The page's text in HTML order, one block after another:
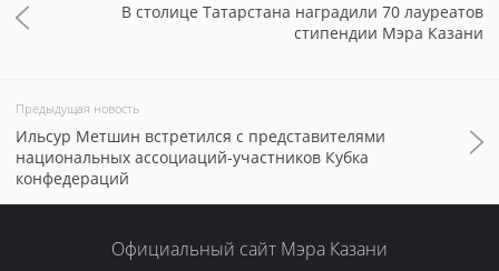
В столице Татарстана наградили 70 лауреатов
стипендии Мэра Казани
Предыдущая новость
Ильсур Метшин встретился с представителями
национальных ассоциаций-участников Кубка
конфедераций
Официальный сайт Мэра Казани